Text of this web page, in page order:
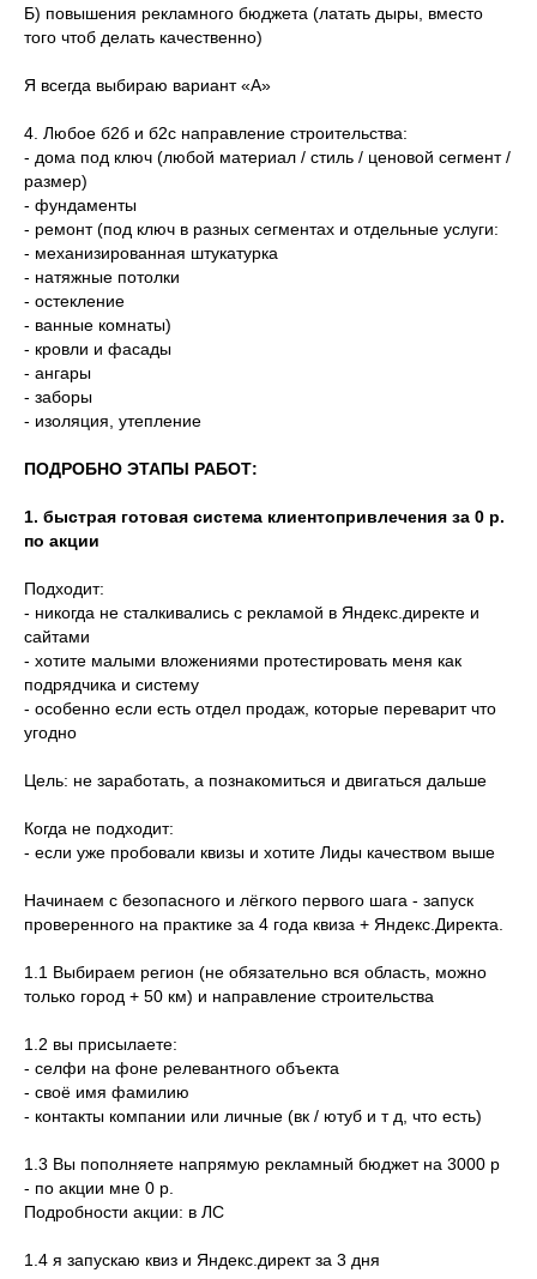
Б) повышения рекламного бюджета (латать дыры, вместо
того чтоб делать качественно)
Я всегда выбираю вариант «А»
4. Любое б2б и б2с направление строительства:
- дома под ключ (любой материал / стиль / ценовой сегмент /
размер)
- фундаменты
- ремонт (под ключ в разных сегментах и отдельные услуги:
- механизированная штукатурка
- натяжные потолки
- остекление
- ванные комнаты)
- кровли и фасады
- ангары
- заборы
- изоляция, утепление
ПОДРОБНО ЭТАПЫ РАБОТ:
1. быстрая готовая система клиентопривлечения за 0 р.
по акции
Подходит:
- никогда не сталкивались с рекламой в Яндекс.директе и
сайтами
- хотите малыми вложениями протестировать меня как
подрядчика и систему
- особенно если есть отдел продаж, которые переварит что
угодно
Цель: не заработать, а познакомиться и двигаться дальше
Когда не подходит:
- если уже пробовали квизы и хотите Лиды качеством выше
Начинаем с безопасного и лёгкого первого шага - запуск
проверенного на практике за 4 года квиза + Яндекс.Директа.
1.1 Выбираем регион (не обязательно вся область, можно
только город + 50 км) и направление строительства
1.2 вы присылаете:
- селфи на фоне релевантного объекта
- своё имя фамилию
- контакты компании или личные (вк / ютуб и т д, что есть)
1.3 Вы пополняете напрямую рекламный бюджет на 3000 р
- по акции мне 0 р.
Подробности акции: в ЛС
1.4 я запускаю квиз и Яндекс.директ за 3 дня